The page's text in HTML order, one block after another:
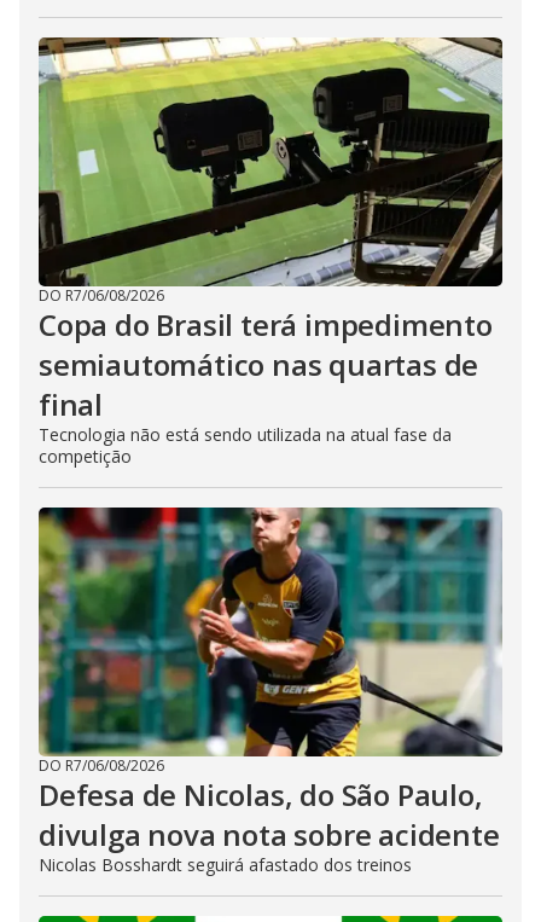
DO R7/06/08/2026
Copa do Brasil terá impedimento
semiautomático nas quartas de
final
Tecnologia não está sendo utilizada na atual fase da
competição
DO R7/06/08/2026
Defesa de Nicolas, do São Paulo,
divulga nova nota sobre acidente
Nicolas Bosshardt seguirá afastado dos treinos